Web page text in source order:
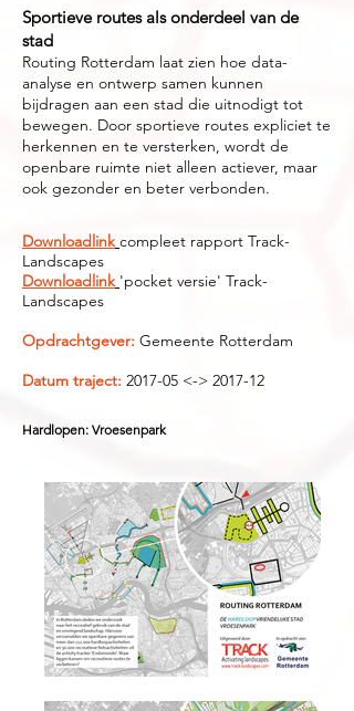
Sportieve routes als onderdeel van de
stad
Routing Rotterdam laat zien hoe data-
analyse en ontwerp samen kunnen
bijdragen aan een stad die uitnodigt tot
bewegen. Door sportieve routes expliciet te
herkennen en te versterken, wordt de
openbare ruimte niet alleen actiever, maar
ook gezonder en beter verbonden.
Downloadlink compleet rapport Track-
Landscapes
Downloadlink 'pocket versie' Track-
Landscapes
Opdrachtgever: Gemeente Rotterdam
Datum traject: 2017-05 <-> 2017-12
Hardlopen: Vroesenpark